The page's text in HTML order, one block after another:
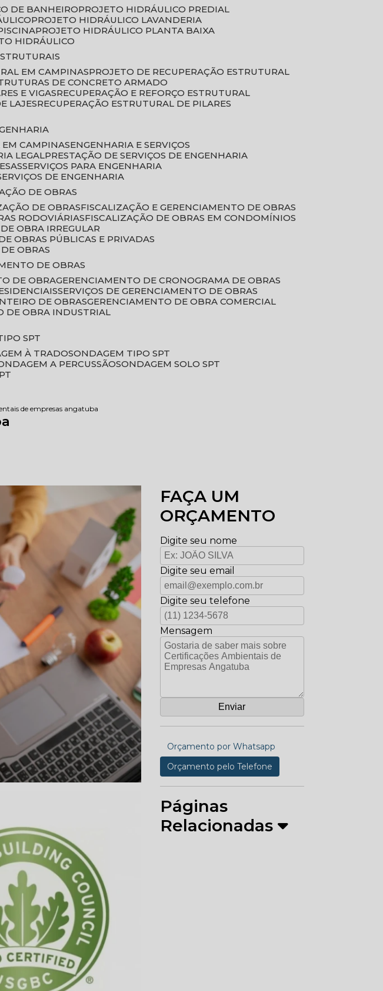
DE BANHEIRO
PROJETO HIDRÁULICO PREDIAL
PROJETO HIDRÁULICO LAVANDERIA
PROJETO HIDRÁULICO PLANTA BAIXA
HIDRÁULICO
EM CAMPINAS
PROJETO DE RECUPERAÇÃO ESTRUTURAL
DE CONCRETO ARMADO
E VIGAS
RECUPERAÇÃO E REFORÇO ESTRUTURAL
LAJES
RECUPERAÇÃO ESTRUTURAL DE PILARES
EM CAMPINAS
ENGENHARIA E SERVIÇOS
LEGAL
PRESTAÇÃO DE SERVIÇOS DE ENGENHARIA
SERVIÇOS PARA ENGENHARIA
SERVIÇOS DE ENGENHARIA
DE OBRAS
DE OBRAS
FISCALIZAÇÃO E GERENCIAMENTO DE OBRAS
RODOVIÁRIAS
FISCALIZAÇÃO DE OBRAS EM CONDOMÍNIOS
DE OBRA IRREGULAR
OBRAS PÚBLICAS E PRIVADAS
OBRAS
DE OBRAS
DE OBRA
GERENCIAMENTO DE CRONOGRAMA DE OBRAS
SERVIÇOS DE GERENCIAMENTO DE OBRAS
DE OBRAS
GERENCIAMENTO DE OBRA COMERCIAL
DE OBRA INDUSTRIAL
SPT
À TRADO SONDAGEM TIPO SPT
A PERCUSSÃO SONDAGEM SOLO SPT
de empresas angatuba
FAÇA UM
ORÇAMENTO
Digite seu nome
Digite seu email
Digite seu telefone
Mensagem
Orçamento por Whatsapp
Orçamento pelo Telefone
Páginas
Relacionadas